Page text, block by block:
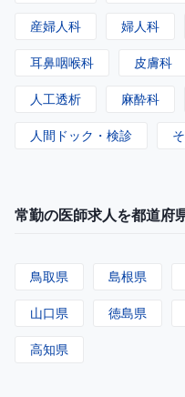
産婦人科 婦人科
耳鼻咽喉科 皮膚科
人工透析 麻酔科
人間ドック・検診
常勤の医師求人を都道府
鳥取県 島根県
山口県 徳島県
高知県